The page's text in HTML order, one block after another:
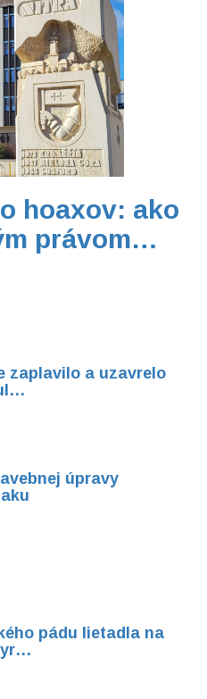
hoaxov: ako
právom…
zaplavilo a uzavrelo
úpravy
pádu lietadla na